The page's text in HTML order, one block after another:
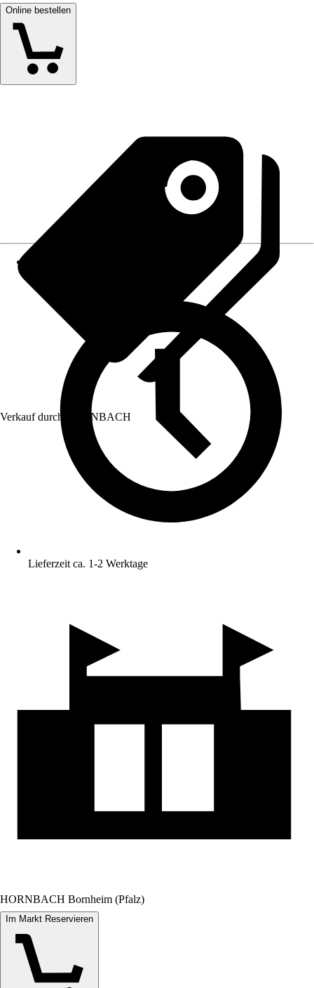
Online bestellen
Verkauf durch: HORNBACH
Lieferzeit ca. 1-2 Werktage
HORNBACH Bornheim (Pfalz)
Im Markt Reservieren